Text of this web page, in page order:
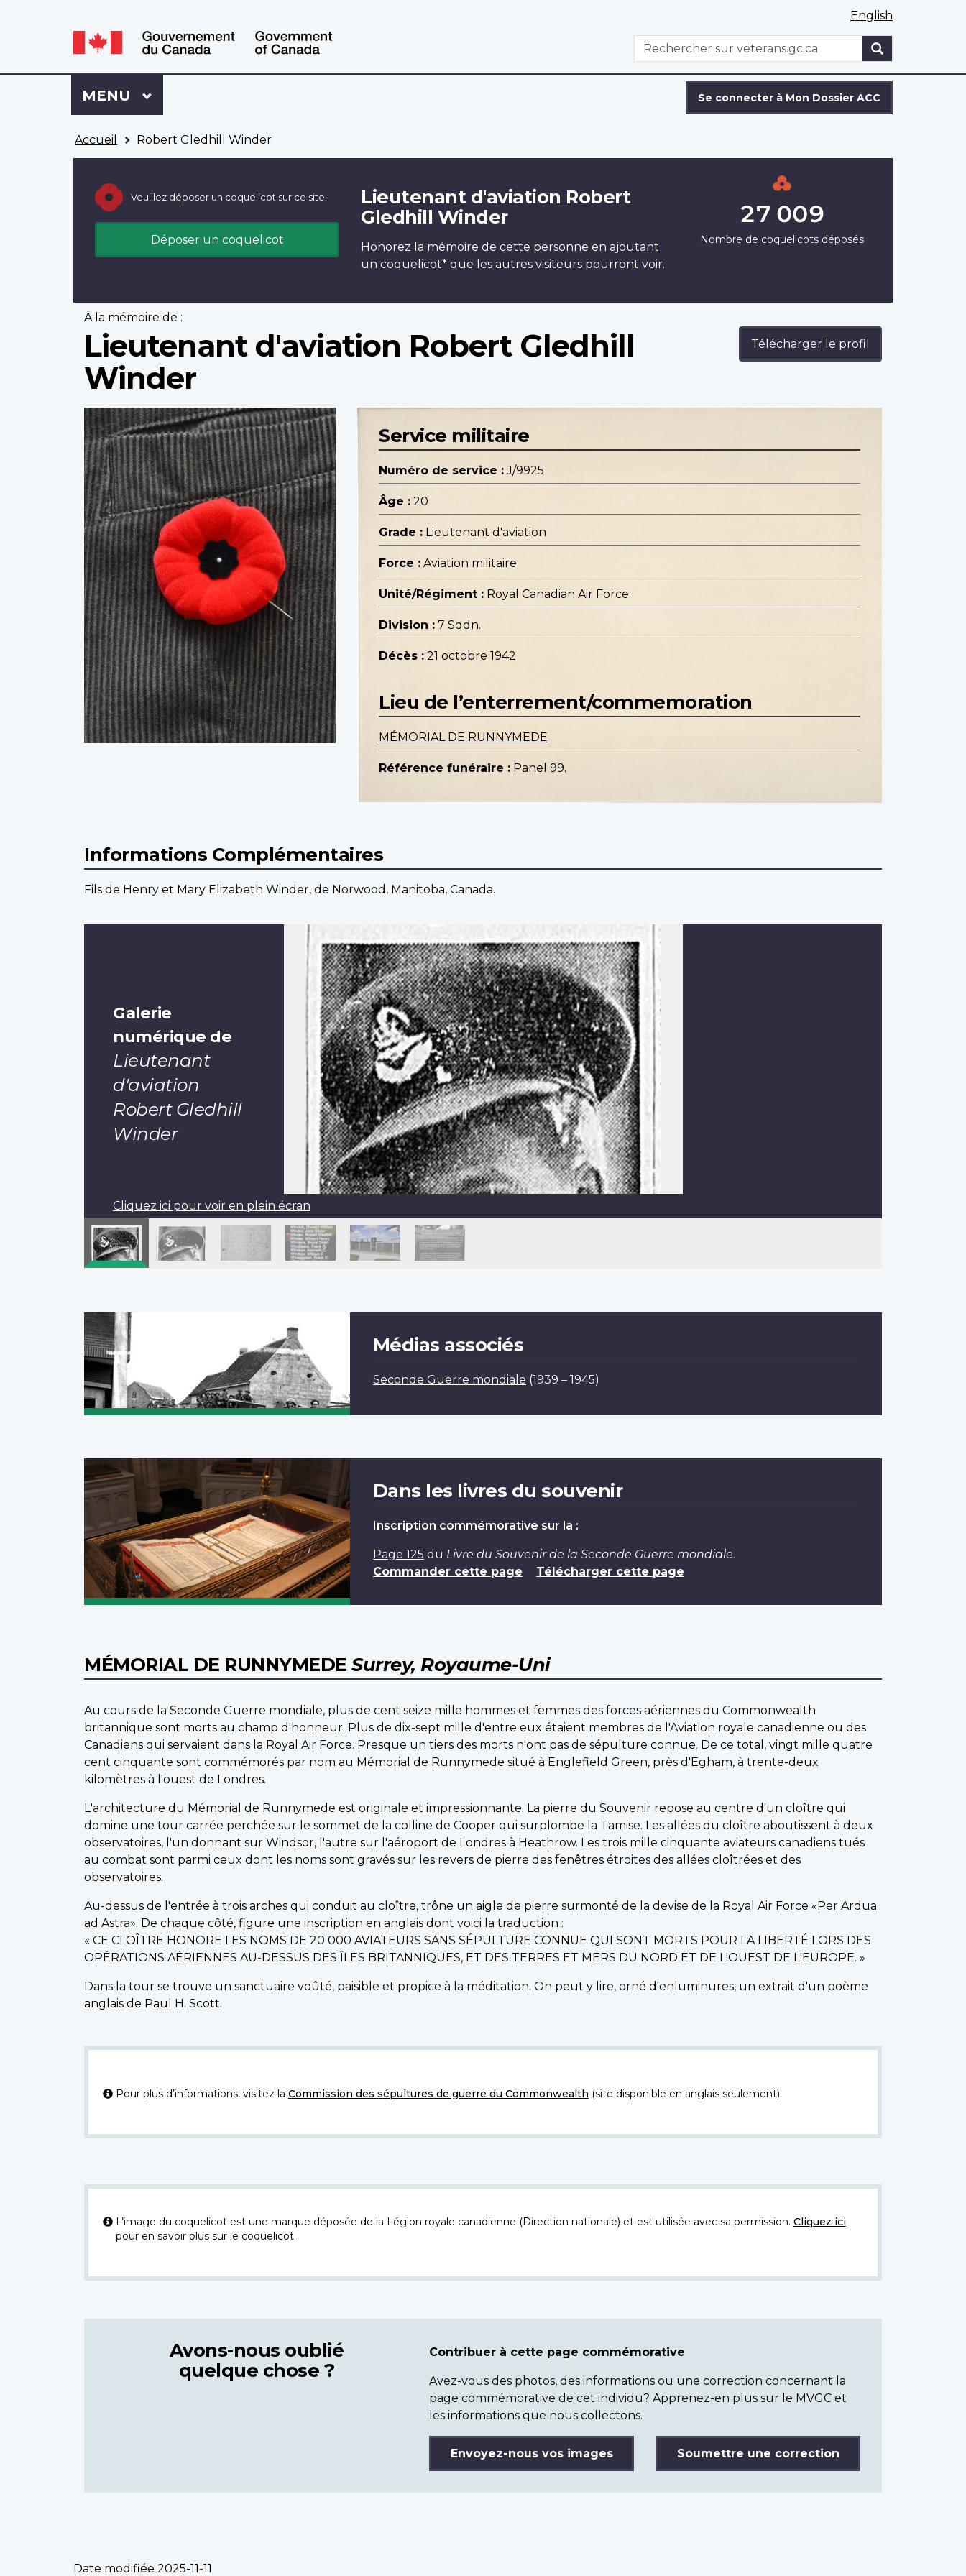
Language
switcher
Language
switcher
English
WxT
Search
Rechercher
Se
connecter
à
Dossier
Se connecter à Mon Dossier ACC
Menu
MENU PRINCIPAL
Accueil Robert Gledhill Winder
Veuillez déposer un coquelicot sur ce site.
Déposer un coquelicot
Lieutenant d'aviation Robert
Gledhill Winder
Honorez la mémoire de cette personne en ajoutant
un coquelicot* que les autres visiteurs pourront voir.
27 009
Nombre de coquelicots déposés
À la mémoire de :
Lieutenant d'aviation Robert Gledhill
Winder
Télécharger le profil
Profile
image
Service militaire
Numéro de service : J/9925
Âge : 20
Grade : Lieutenant d'aviation
Force : Aviation militaire
Unité/Régiment : Royal Canadian Air Force
Division : 7 Sqdn.
Décès : 21 octobre 1942
Lieu de l’enterrement/commemoration
MÉMORIAL DE RUNNYMEDE
Référence funéraire : Panel 99.
Informations Complémentaires
Fils de Henry et Mary Elizabeth Winder, de Norwood, Manitoba, Canada.
Galerie
numérique de
Lieutenant
d'aviation
Robert Gledhill
Winder
Cliquez ici pour voir en plein écran
Médias associés
Seconde Guerre mondiale (1939 – 1945)
Dans les livres du souvenir
Inscription commémorative sur la :
Page 125 du Livre du Souvenir de la Seconde Guerre mondiale.
Commander cette page
Télécharger cette page
MÉMORIAL DE RUNNYMEDE Surrey, Royaume-Uni
Au cours de la Seconde Guerre mondiale, plus de cent seize mille hommes et femmes des forces aériennes du Commonwealth
britannique sont morts au champ d'honneur. Plus de dix-sept mille d'entre eux étaient membres de l'Aviation royale canadienne ou des
Canadiens qui servaient dans la Royal Air Force. Presque un tiers des morts n'ont pas de sépulture connue. De ce total, vingt mille quatre
cent cinquante sont commémorés par nom au Mémorial de Runnymede situé à Englefield Green, près d'Egham, à trente-deux
kilomètres à l'ouest de Londres.
L'architecture du Mémorial de Runnymede est originale et impressionnante. La pierre du Souvenir repose au centre d'un cloître qui
domine une tour carrée perchée sur le sommet de la colline de Cooper qui surplombe la Tamise. Les allées du cloître aboutissent à deux
observatoires, l'un donnant sur Windsor, l'autre sur l'aéroport de Londres à Heathrow. Les trois mille cinquante aviateurs canadiens tués
au combat sont parmi ceux dont les noms sont gravés sur les revers de pierre des fenêtres étroites des allées cloîtrées et des
observatoires.
Au-dessus de l'entrée à trois arches qui conduit au cloître, trône un aigle de pierre surmonté de la devise de la Royal Air Force «Per Ardua
ad Astra». De chaque côté, figure une inscription en anglais dont voici la traduction :
« CE CLOÎTRE HONORE LES NOMS DE 20 000 AVIATEURS SANS SÉPULTURE CONNUE QUI SONT MORTS POUR LA LIBERTÉ LORS DES
OPÉRATIONS AÉRIENNES AU-DESSUS DES ÎLES BRITANNIQUES, ET DES TERRES ET MERS DU NORD ET DE L'OUEST DE L'EUROPE. »
Dans la tour se trouve un sanctuaire voûté, paisible et propice à la méditation. On peut y lire, orné d'enluminures, un extrait d'un poème
anglais de Paul H. Scott.
Pour plus d’informations, visitez la Commission des sépultures de guerre du Commonwealth (site disponible en anglais seulement).
L’image du coquelicot est une marque déposée de la Légion royale canadienne (Direction nationale) et est utilisée avec sa permission. Cliquez ici
pour en savoir plus sur le coquelicot.
Avons-nous oublié
quelque chose ?
Contribuer à cette page commémorative
Avez-vous des photos, des informations ou une correction concernant la
page commémorative de cet individu? Apprenez-en plus sur le MVGC et
les informations que nous collectons.
Envoyez-nous vos images Soumettre une correction
Date modifiée 2025-11-11